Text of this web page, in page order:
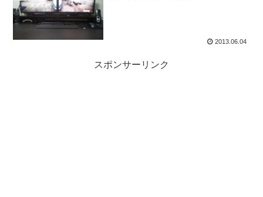
2013.06.04
スポンサーリンク